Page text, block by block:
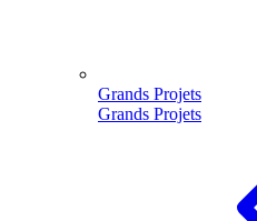
Grands Projets
Grands Projets